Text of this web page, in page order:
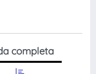
completa